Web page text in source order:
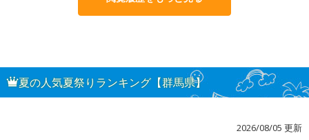
夏の人気夏祭りランキング【群馬県】
2026/08/05 更新